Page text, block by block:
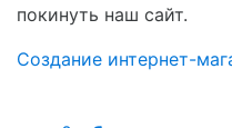
покинуть наш сайт.
Создание интернет-